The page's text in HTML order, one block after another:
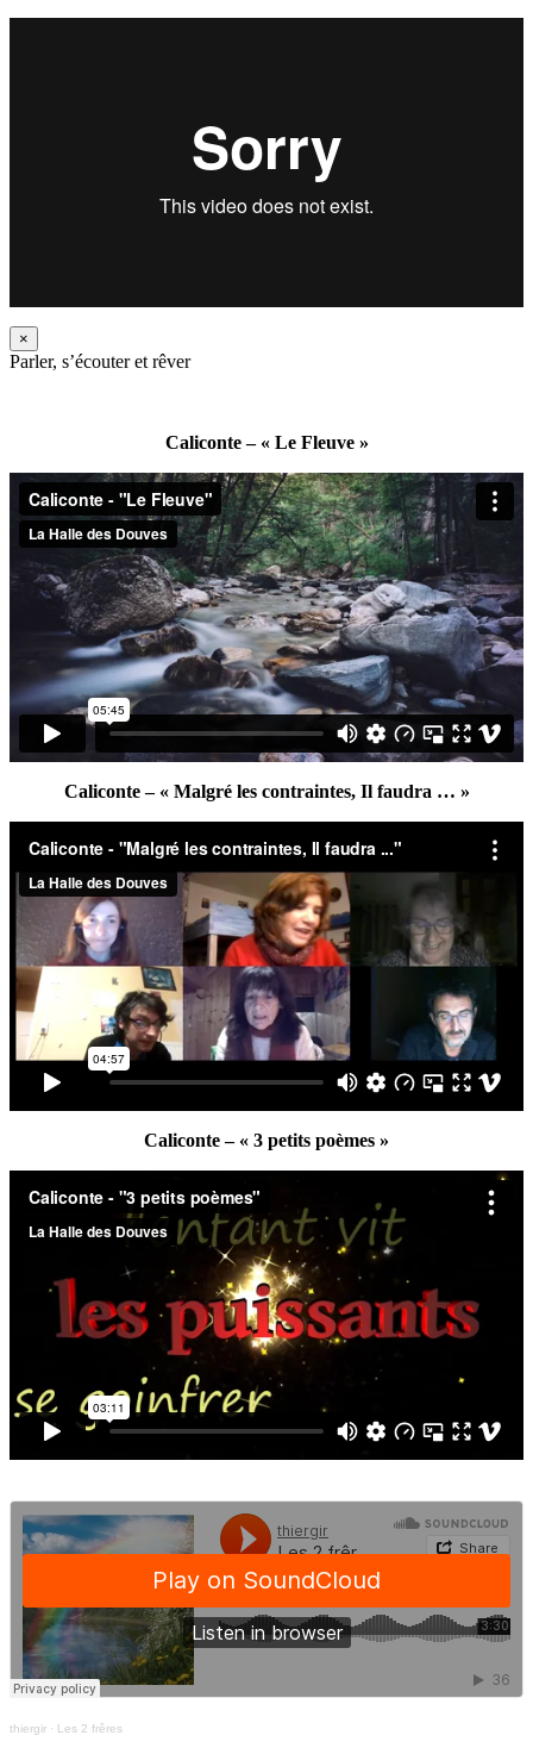
×
Parler, s’écouter et rêver
Caliconte – « Le Fleuve »
Caliconte – « Malgré les contraintes, Il faudra … »
Caliconte – « 3 petits poèmes »
thiergir · Les 2 frêres